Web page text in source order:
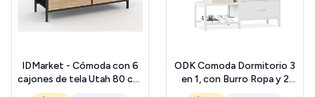
IDMarket - Cómoda con 6
cajones de tela Utah 80 cm,
mueble de almacenamiento,
ODK Comoda Dormitorio 3
en 1, con Burro Ropa y 2
Ganchos para Abrigos,